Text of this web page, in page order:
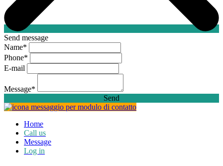
Send message
Name*
Phone*
E-mail
Message*
Send
Home
Call us
Message
Log in